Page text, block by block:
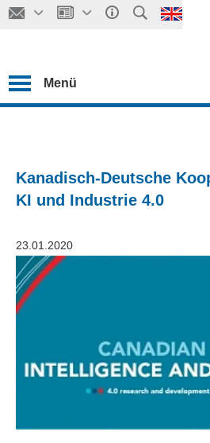
Menü
Kanadisch-Deutsche
KI und Industrie 4.0
23.01.2020